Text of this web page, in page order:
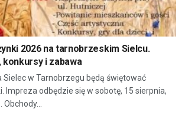
2026 na tarnobrzeskim Sielcu.
i zabawa
Sielec w Tarnobrzegu będą świętować
Impreza odbędzie się w sobotę, 15 sierpnia,